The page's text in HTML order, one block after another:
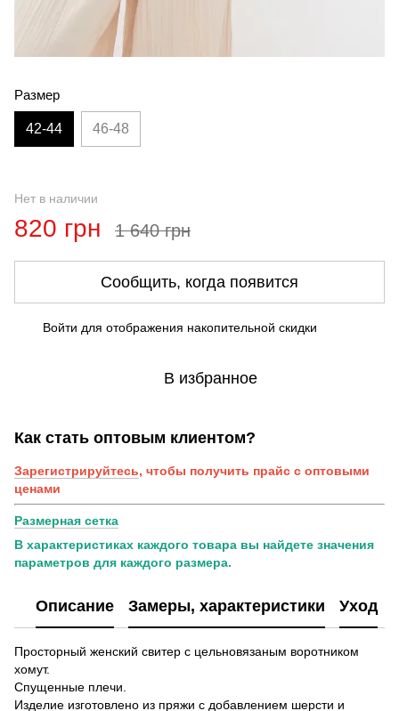
Размер
42-44 46-48
Нет в наличии
820 грн 1 640 грн
Сообщить, когда появится
Войти для отображения накопительной скидки
В избранное
Как стать оптовым клиентом?
Зарегистрируйтесь, чтобы получить прайс с оптовыми
ценами
Размерная сетка
В характеристиках каждого товара вы найдете значения
параметров для каждого размера.
Описание Замеры, характеристики Уход
Просторный женский свитер с цельновязаным воротником
хомут.
Спущенные плечи.
Изделие изготовлено из пряжи с добавлением шерсти и